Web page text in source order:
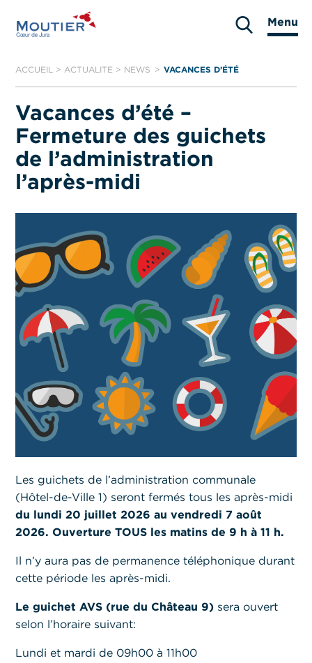
Moutier
Menu
ACCUEIL >ACTUALITE > NEWS
VACANCES D’ÉTÉ
DE
L’ADMINISTRATION
L’APRÈS-MIDI
Vacances d’été –
Fermeture des guichets
de l’administration
l’après-midi
Les guichets de l’administration communale
(Hôtel-de-Ville 1) seront fermés tous les après-midi
du lundi 20 juillet 2026 au vendredi 7 août
2026. Ouverture TOUS les matins de 9 h à 11 h.
Il n’y aura pas de permanence téléphonique durant
cette période les après-midi.
Le guichet AVS (rue du Château 9) sera ouvert
selon l’horaire suivant:
Lundi et mardi de 09h00 à 11h00